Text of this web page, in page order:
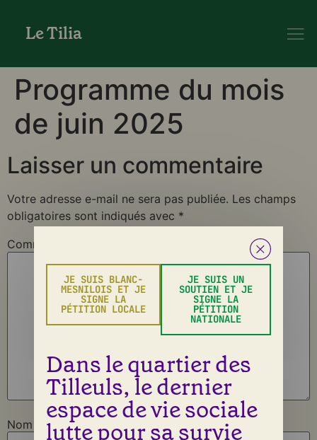
Le Tilia
Programme du mois
de juin 2025
Laisser un commentaire
Votre adresse e-mail ne sera pas publiée. Les champs
obligatoires sont indiqués avec *
Commentaire
Nom
JE SUIS BLANC-
MESNILOIS ET JE
SIGNE LA
PÉTITION LOCALE
JE SUIS UN
SOUTIEN ET JE
SIGNE LA
PÉTITION
NATIONALE
Dans le quartier des
Tilleuls, le dernier
espace de vie sociale
lutte pour sa survie